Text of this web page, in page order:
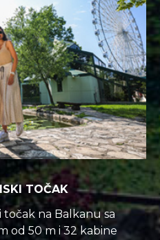
TOČAK
točak na Balkanu sa
od 50 m i 32 kabine